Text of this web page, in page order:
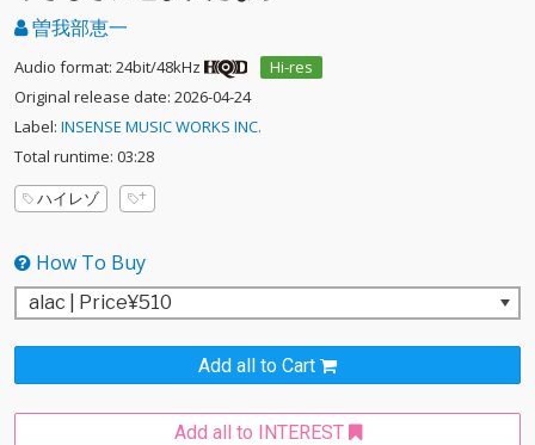
曽我部恵一
Audio format: 24bit/48kHz
Hi-res
Original release date: 2026-04-24
Label: INSENSE MUSIC WORKS INC.
Total runtime: 03:28
ハイレゾ
How To Buy
Add all to Cart
Add all to INTEREST